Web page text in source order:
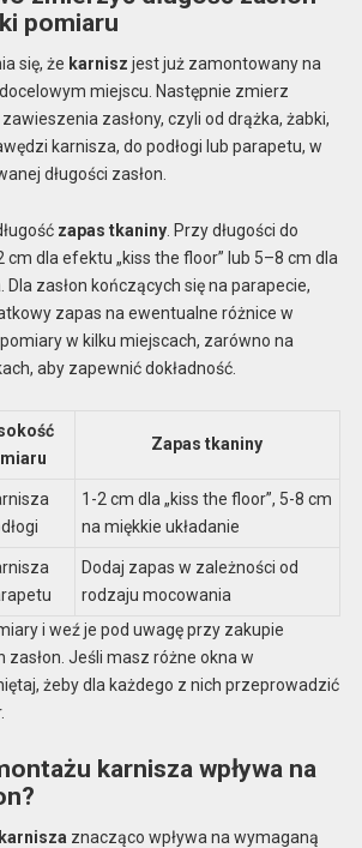
pomiaru
się, że karnisz jest już zamontowany na
miejscu. Następnie zmierz
zasłony, czyli od drążka, żabki,
karnisza, do podłogi lub parapetu, w
długości zasłon.
zapas tkaniny. Przy długości do
cm dla efektu „kiss the floor” lub 5–8 cm dla
Dla zasłon kończących się na parapecie,
zapas na ewentualne różnice w
w kilku miejscach, zarówno na
aby zapewnić dokładność.
Zapas tkaniny
1-2 cm dla „kiss the floor”, 5-8 cm
na miękkie układanie
Dodaj zapas w zależności od
rodzaju mocowania
i weź je pod uwagę przy zakupie
zasłon. Jeśli masz różne okna w
żeby dla każdego z nich przeprowadzić
karnisza wpływa na
karnisza znacząco wpływa na wymaganą